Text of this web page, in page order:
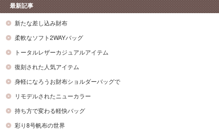
最新記事
新たな差し込み財布
柔軟なソフト2WAYバッグ
トータルレザーカジュアルアイテム
復刻された人気アイテム
身軽になろうお財布ショルダーバッグで
リモデルされたニューカラー
持ち方で変わる軽快バッグ
彩り8号帆布の世界